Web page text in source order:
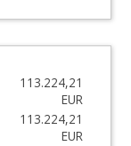
113.224,21
EUR
113.224,21
EUR